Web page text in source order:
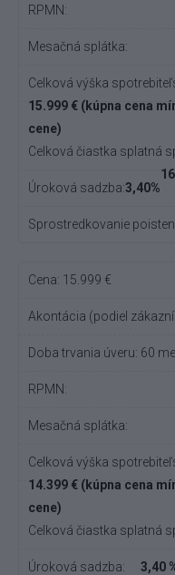
RPMN:
Mesačná splátka:
Celková výška
15.999 € (kúpna cena
cene)
Celková čiastka splatná
Úroková sadzba:3,40%
Sprostredkovanie
Cena: 15.999 €
Akontácia (podiel
Doba trvania úveru: 60
RPMN:
Mesačná splátka:
Celková výška
14.399 € (kúpna cena
cene)
Celková čiastka splatná
Úroková sadzba:
3,40